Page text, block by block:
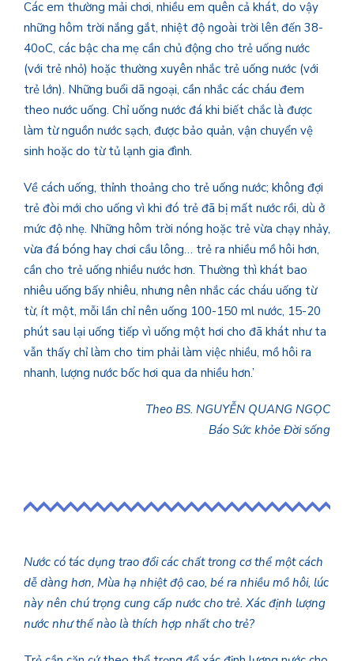
Các em thường mải chơi, nhiều em quên cả khát, do vậy
những hôm trời nắng gắt, nhiệt độ ngoài trời lên đến 38-
40oC, các bậc cha mẹ cần chủ động cho trẻ uống nước
(với trẻ nhỏ) hoặc thường xuyên nhắc trẻ uống nước (với
trẻ lớn). Những buổi dã ngoại, cần nhắc các cháu đem
theo nước uống. Chỉ uống nước đá khi biết chắc là được
làm từ nguồn nước sạch, được bảo quản, vận chuyển vệ
sinh hoặc do từ tủ lạnh gia đình.
Về cách uống, thỉnh thoảng cho trẻ uống nước; không đợi
trẻ đòi mới cho uống vì khi đó trẻ đã bị mất nước rồi, dù ở
mức độ nhẹ. Những hôm trời nóng hoặc trẻ vừa chạy nhảy,
vừa đá bóng hay chơi cầu lông… trẻ ra nhiều mồ hôi hơn,
cần cho trẻ uống nhiều nước hơn. Thường thì khát bao
nhiêu uống bấy nhiêu, nhưng nên nhắc các cháu uống từ
từ, ít một, mỗi lần chỉ nên uống 100-150 ml nước, 15-20
phút sau lại uống tiếp vì uống một hơi cho đã khát như ta
vẫn thấy chỉ làm cho tim phải làm việc nhiều, mồ hôi ra
nhanh, lượng nước bốc hơi qua da nhiều hơn.’
Theo BS. NGUYỄN QUANG NGỌC
Báo Sức khỏe Đời sống
Nước có tác dụng trao đổi các chất trong cơ thể một cách
dễ dàng hơn, Mùa hạ nhiệt độ cao, bé ra nhiều mồ hôi, lúc
này nên chú trọng cung cấp nước cho trẻ. Xác định lượng
nước như thế nào là thích hợp nhất cho trẻ?